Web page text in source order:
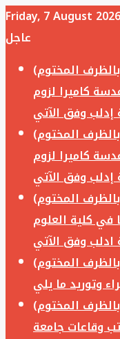
Friday, 7 August 2026
عاجل
المختوم)
كاميرا لزوم
المختوم)
كاميرا لزوم
المختوم)
في كلية العلوم
المختوم)
المختوم)
وقاعات جامعة